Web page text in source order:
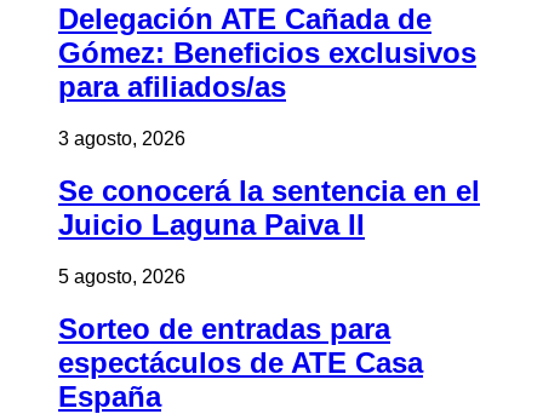
Delegación ATE Cañada de
Gómez: Beneficios exclusivos
para afiliados/as
3 agosto, 2026
Se conocerá la sentencia en el
Juicio Laguna Paiva II
5 agosto, 2026
Sorteo de entradas para
espectáculos de ATE Casa
España